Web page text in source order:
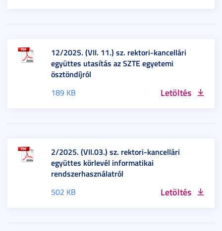
12/2025. (VII. 11.) sz. rektori-kancellári
együttes utasítás az SZTE egyetemi
ösztöndíjról
189 KB Letöltés
2/2025. (VII.03.) sz. rektori-kancellári
együttes körlevél informatikai
rendszerhasználatról
502 KB Letöltés